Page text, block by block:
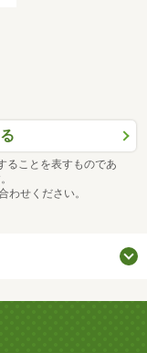
ることを表すものであ
わせください。